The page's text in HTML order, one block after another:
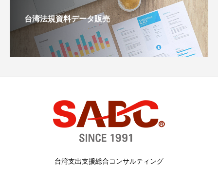
台湾法規資料データ販売
台湾支出支援総合コンサルティング